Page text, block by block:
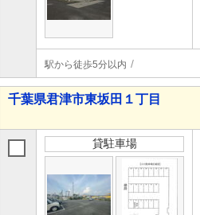
駅から徒歩5分以内
千葉県君津市東坂田１丁目
貸駐車場